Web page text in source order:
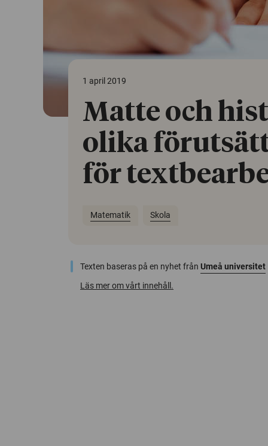
1 april 2019
Matte och
olika
för
Matematik Skola
Texten baseras på en nyhet från Umeå universitet
Läs mer om vårt innehåll.